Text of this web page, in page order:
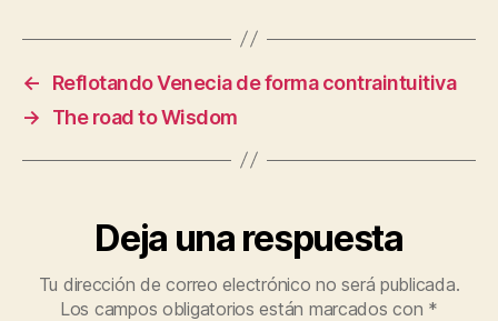
←
Reflotando Venecia de forma contraintuitiva
→
The road to Wisdom
Deja una respuesta
Tu dirección de correo electrónico no será publicada.
Los campos obligatorios están marcados con *